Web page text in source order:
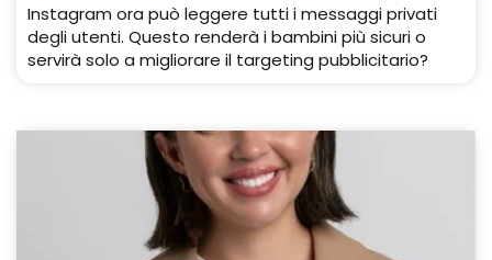
Instagram ora può leggere tutti i messaggi privati ​​
degli utenti. Questo renderà i bambini più sicuri o
servirà solo a migliorare il targeting pubblicitario?